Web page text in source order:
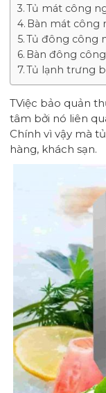
Tủ mát công
Bàn mát công
Tủ đông công
Bàn đông
Tủ lạnh trưng
TViệc bảo quản
tâm bởi nó liên
Chính vì vậy mà
hàng, khách sạn.